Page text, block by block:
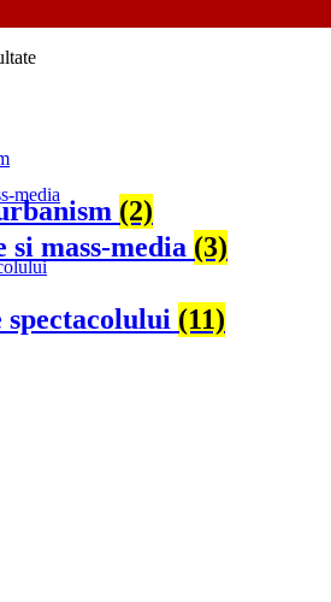
Sortat
(2)
mass-media (3)
(11)